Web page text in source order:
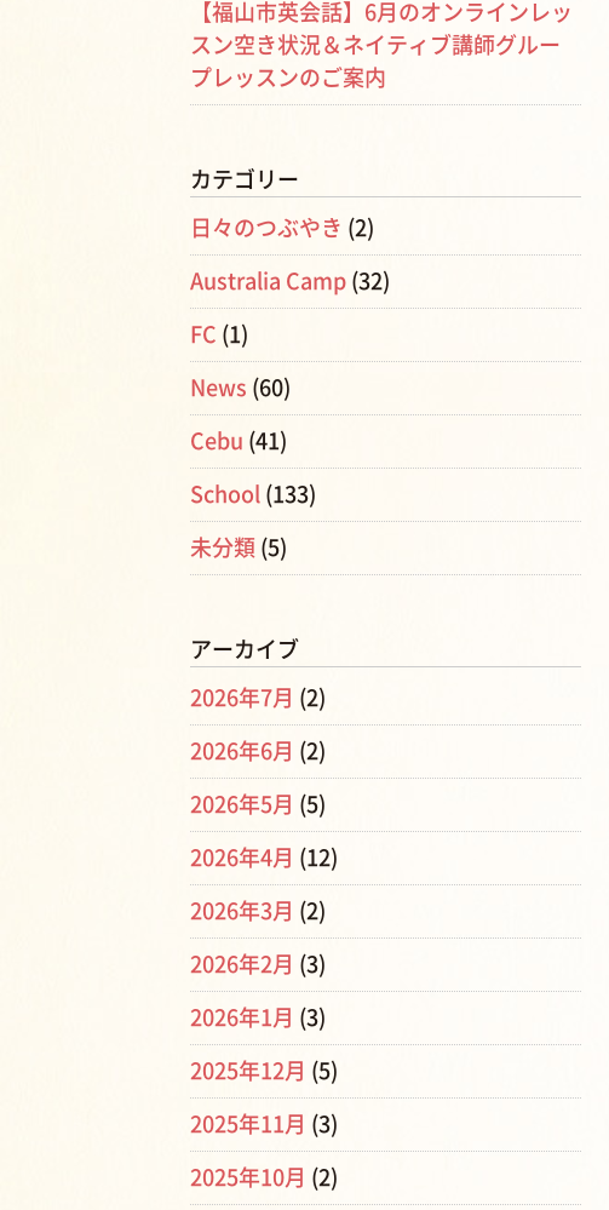
【福山市英会話】6月のオンラインレッ
スン空き状況＆ネイティブ講師グルー
プレッスンのご案内
カテゴリー
日々のつぶやき (2)
Australia Camp (32)
FC (1)
News (60)
Cebu (41)
School (133)
未分類 (5)
アーカイブ
2026年7月 (2)
2026年6月 (2)
2026年5月 (5)
2026年4月 (12)
2026年3月 (2)
2026年2月 (3)
2026年1月 (3)
2025年12月 (5)
2025年11月 (3)
2025年10月 (2)